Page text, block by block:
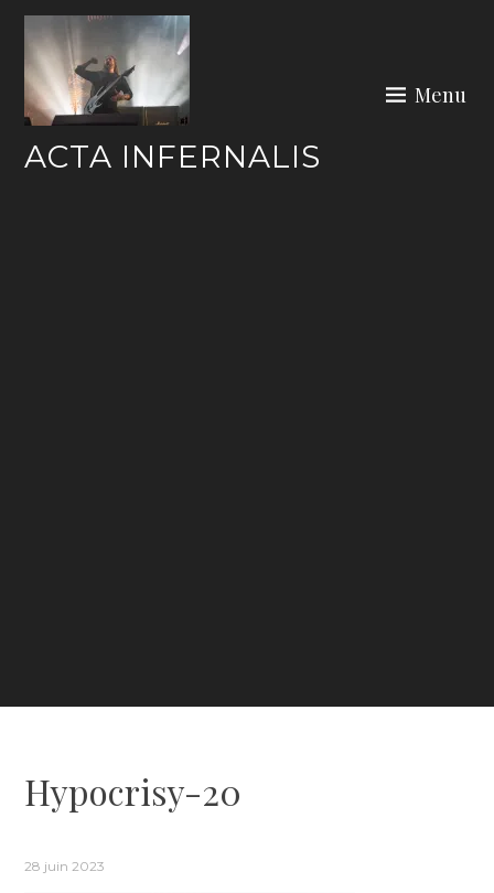
Skip
content
ACTA INFERNALIS
Menu
Hypocrisy-20
28 juin 2023